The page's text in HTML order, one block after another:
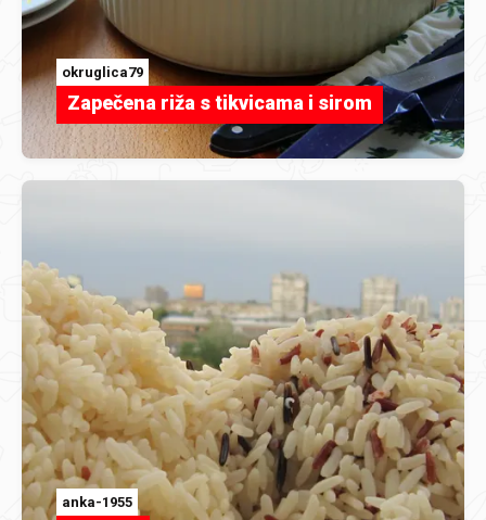
okruglica79
Zapečena riža s tikvicama i sirom
anka-1955